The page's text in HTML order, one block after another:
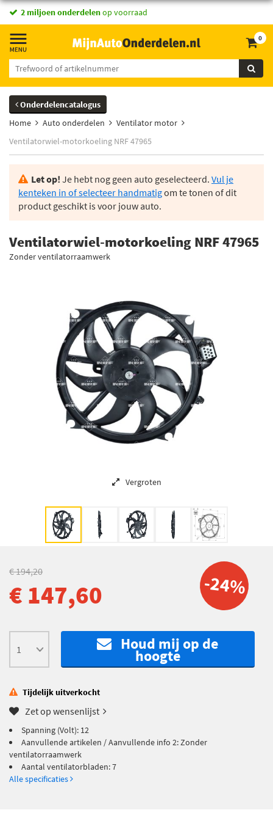
2 miljoen onderdelenop voorraad
0
Onderdelencatalogus
Home
Auto onderdelen
Ventilator motor
Ventilatorwiel-motorkoeling NRF 47965
Let op! Je hebt nog geen auto geselecteerd. Vul je
kenteken in of selecteer handmatigom te tonen of dit
product geschikt is voor jouw auto.
Ventilatorwiel-motorkoeling NRF 47965
Zonder ventilatorraamwerk
Vergroten
-24%
€ 194,20
€ 147,60
Houd mij op de
hoogte
Tijdelijk uitverkocht
Zet op wensenlijst
Spanning (Volt): 12
Aanvullende artikelen / Aanvullende info 2: Zonder
ventilatorraamwerk
Aantal ventilatorbladen: 7
Alle specificaties